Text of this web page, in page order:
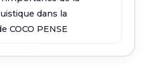
dans la
COCO PENSE